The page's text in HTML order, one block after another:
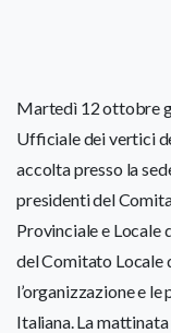
Martedì 12 ottobre
Ufficiale dei vertici
accolta presso la
presidenti del
Provinciale e Locale
del Comitato Locale
l’organizzazione e
Italiana. La